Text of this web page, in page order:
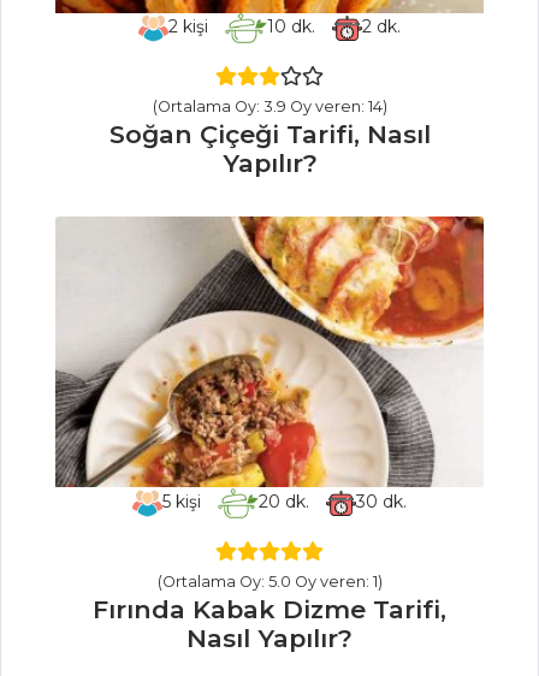
Avokadolu Salata
Otlu Yoğurt
Pastırmalı Sıcak
Patates Salatası
Tarifi, Nasıl Yapılır?
Salatalar Tüm
Tarifleri
Kızılcık Şerbeti
Tarifi, Nasıl Yapılır?
2 kişi 10 dk. 2dk.
(Ortalama Oy: 3.9 Oy veren: 14)
Soğan Çiçeği Tarifi, Nasıl
Yapılır?
5kişi 20 dk. 30 dk.
(Ortalama Oy: 5.0 Oy veren: 1)
Fırında Kabak Dizme Tarifi,
Nasıl Yapılır?